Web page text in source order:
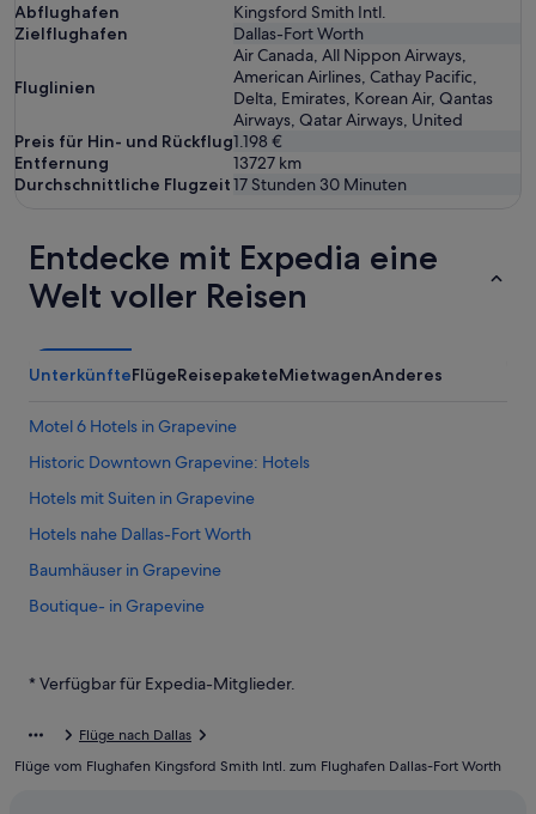
Abflughafen
Kingsford Smith Intl.
Zielflughafen
Dallas-Fort Worth
Fluglinien
Air Canada, All Nippon Airways,
American Airlines, Cathay Pacific,
Delta, Emirates, Korean Air, Qantas
Airways, Qatar Airways, United
Preis für Hin- und Rückflug1.198 €
Entfernung
13727 km
Durchschnittliche Flugzeit17 Stunden 30 Minuten
Entdecke mit Expedia eine
Welt voller Reisen
UnterkünfteFlügeReisepaketeMietwagenAnderes
Motel 6 Hotels in Grapevine
Historic Downtown Grapevine: Hotels
Hotels mit Suiten in Grapevine
Hotels nahe Dallas-Fort Worth
Baumhäuser in Grapevine
Boutique- in Grapevine
Wohnungen in Grapevine
Hotels mit Meerblick in Grapevine
* Verfügbar für Expedia-Mitglieder.
Flüge nach Dallas
Flüge vom Flughafen Kingsford Smith Intl. zum Flughafen Dallas-Fort Worth